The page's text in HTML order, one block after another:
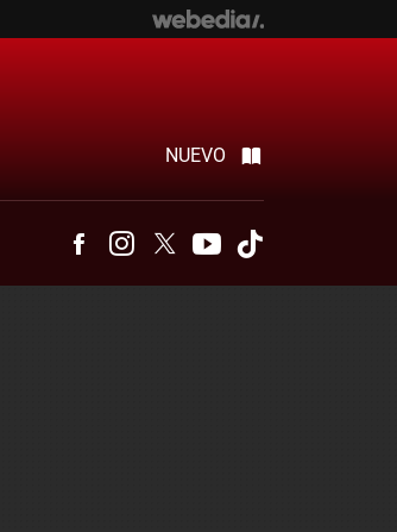
NUEVO
FacebookInstagram
Twitter Youtube